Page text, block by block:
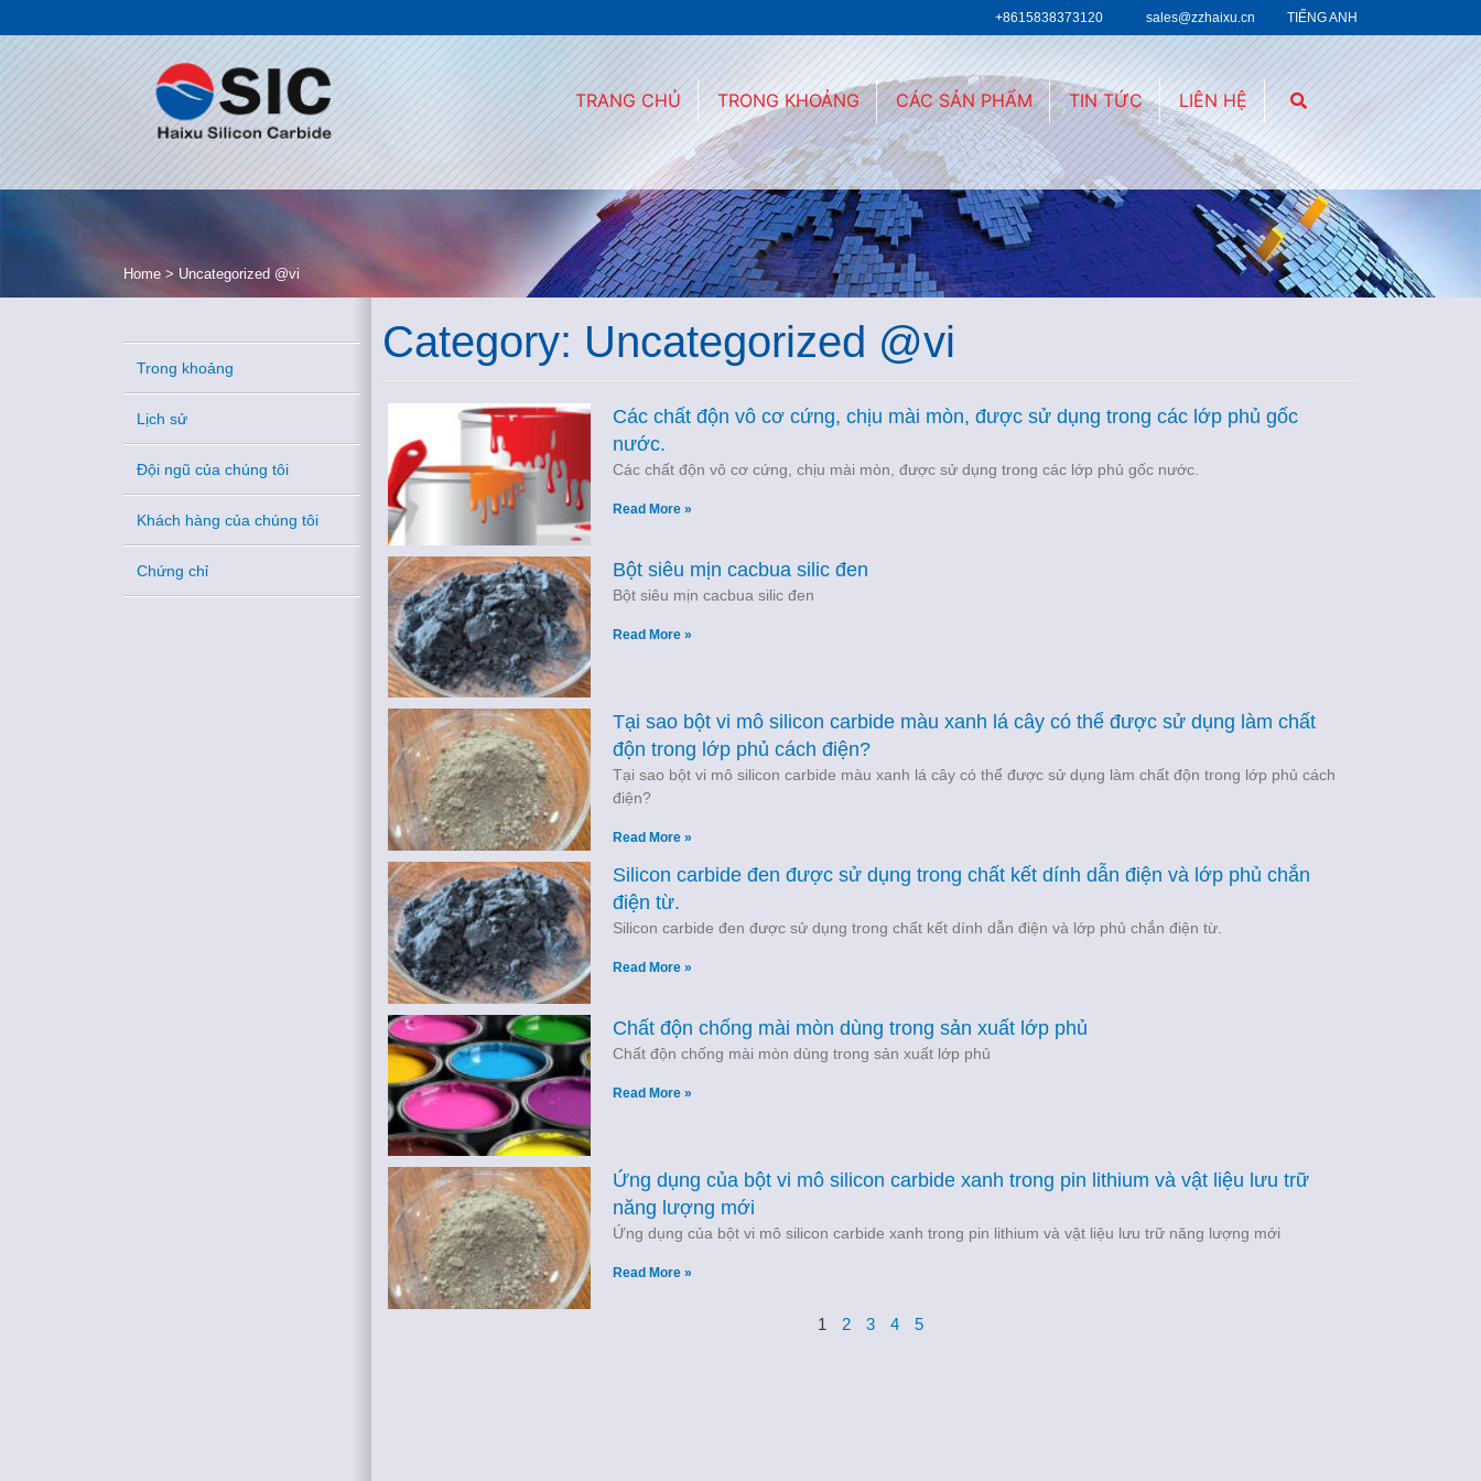
+8615838373120 sales@zzhaixu.cn TIẾNG ANH
TRANG CHỦ TRONG KHOẢNG CÁC SẢN PHẨM TIN TỨC LIÊN HỆ
Home > Uncategorized @vi
Trong khoảng
Lịch sử
Đội ngũ của chúng tôi
Khách hàng của chúng tôi
Chứng chỉ
Category: Uncategorized @vi
Các chất độn vô cơ cứng, chịu mài mòn, được sử dụng trong các lớp phủ gốc
nước.
Các chất độn vô cơ cứng, chịu mài mòn, được sử dụng trong các lớp phủ gốc nước.
Read More »
Bột siêu mịn cacbua silic đen
Bột siêu mịn cacbua silic đen
Read More »
Tại sao bột vi mô silicon carbide màu xanh lá cây có thể được sử dụng làm chất
độn trong lớp phủ cách điện?
Tại sao bột vi mô silicon carbide màu xanh lá cây có thể được sử dụng làm chất độn trong lớp phủ cách
điện?
Read More »
Silicon carbide đen được sử dụng trong chất kết dính dẫn điện và lớp phủ chắn
điện từ.
Silicon carbide đen được sử dụng trong chất kết dính dẫn điện và lớp phủ chắn điện từ.
Read More »
Chất độn chống mài mòn dùng trong sản xuất lớp phủ
Chất độn chống mài mòn dùng trong sản xuất lớp phủ
Read More »
Ứng dụng của bột vi mô silicon carbide xanh trong pin lithium và vật liệu lưu trữ
năng lượng mới
Ứng dụng của bột vi mô silicon carbide xanh trong pin lithium và vật liệu lưu trữ năng lượng mới
Read More »
1 2 3 4 5